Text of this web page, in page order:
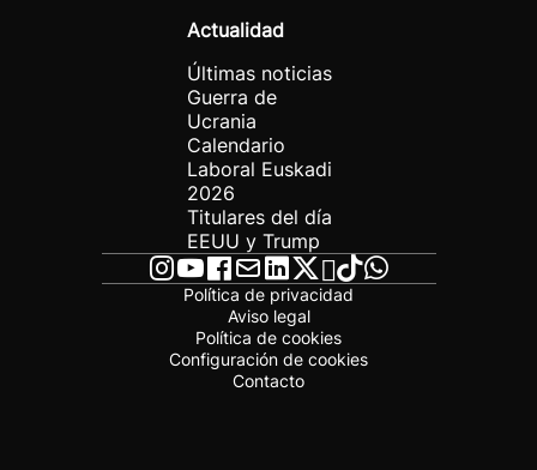
Actualidad
Últimas noticias
Guerra de
Ucrania
Calendario
Laboral Euskadi
2026
Titulares del día
EEUU y Trump
Política de privacidad
Aviso legal
Política de cookies
Configuración de cookies
Contacto